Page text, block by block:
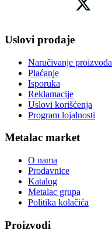
Uslovi prodaje
Naručivanje proizvoda
Plaćanje
Isporuka
Reklamacije
Uslovi korišćenja
Program lojalnosti
Metalac market
O nama
Prodavnice
Katalog
Metalac grupa
Politika kolačića
Proizvodi